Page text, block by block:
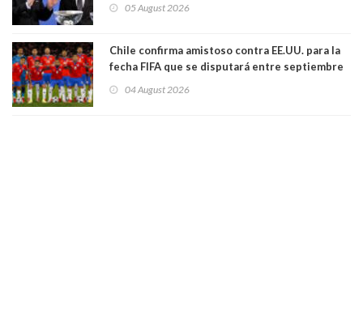
comportamiento más bajo y cobarde que he
05 August 2026
Chile confirma amistoso contra EE.UU. para la
fecha FIFA que se disputará entre septiembre
04 August 2026